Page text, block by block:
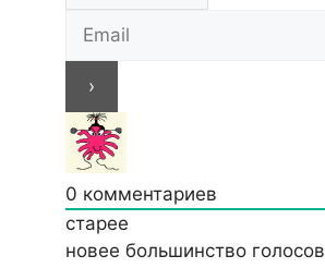
0 комментариев
старее
новее большинство голосов